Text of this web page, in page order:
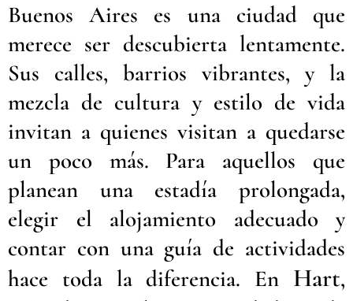
Buenos Aires es una ciudad que
merece ser descubierta lentamente.
Sus calles, barrios vibrantes, y la
mezcla de cultura y estilo de vida
invitan a quienes visitan a quedarse
un poco más. Para aquellos que
planean una estadía prolongada,
elegir el alojamiento adecuado y
contar con una guía de actividades
hace toda la diferencia. En Hart,